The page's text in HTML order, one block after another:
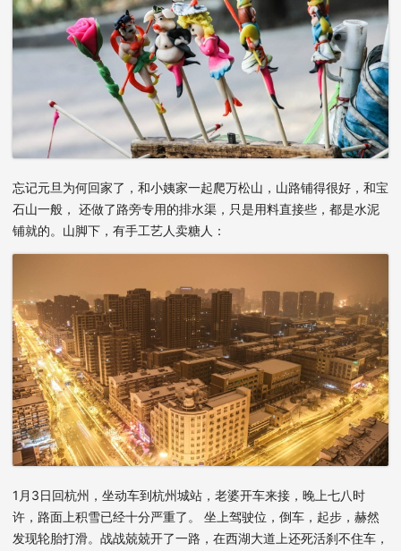
忘记元旦为何回家了，和小姨家一起爬万松山，山路铺得很好，和宝
石山一般， 还做了路旁专用的排水渠，只是用料直接些，都是水泥
铺就的。山脚下，有手工艺人卖糖人：
1月3日回杭州，坐动车到杭州城站，老婆开车来接，晚上七八时
许，路面上积雪已经十分严重了。 坐上驾驶位，倒车，起步，赫然
发现轮胎打滑。战战兢兢开了一路，在西湖大道上还死活刹不住车，